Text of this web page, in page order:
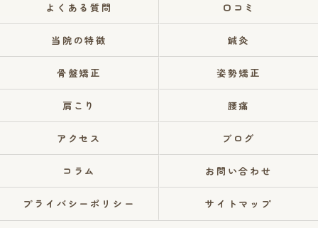
よくある質問 口コミ
当院の特徴 鍼灸
骨盤矯正 姿勢矯正
肩こり 腰痛
アクセス ブログ
コラム お問い合わせ
プライバシーポリシー サイトマップ